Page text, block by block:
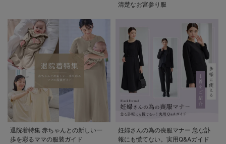
清楚なお宮参り服
退院着特集 赤ちゃんとの新しい一
歩を彩るママの服装ガイド
妊婦さんの為の喪服マナー 急な訃
報にも慌てない。実用Q&Aガイド